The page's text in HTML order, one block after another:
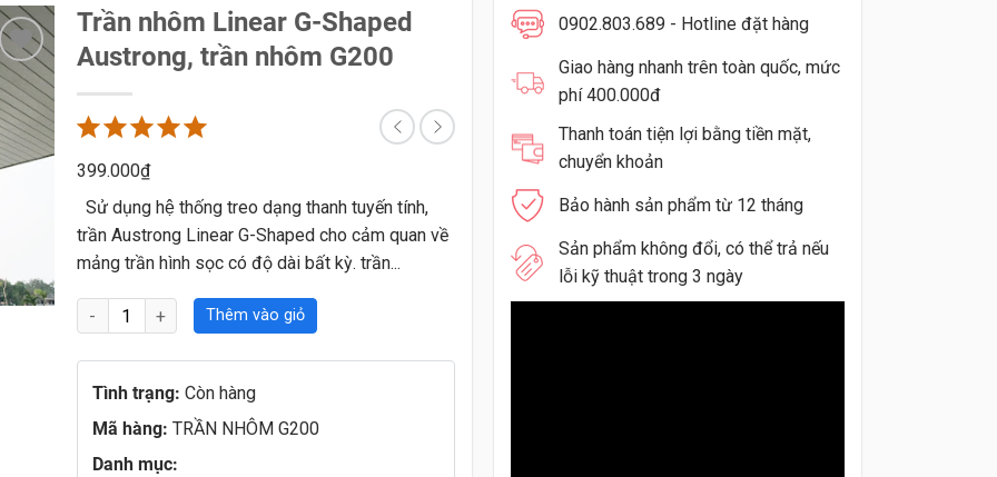
Trần nhôm Linear G-Shaped
Austrong, trần nhôm G200
399.000₫
Sử dụng hệ thống treo dạng thanh tuyến tính,
trần Austrong Linear G-Shaped cho cảm quan về
mảng trần hình sọc có độ dài bất kỳ. trần...
Thêm vào giỏ
Tình trạng: Còn hàng
Mã hàng: TRẦN NHÔM G200
Danh mục:
0902.803.689 - Hotline đặt hàng
Giao hàng nhanh trên toàn quốc, mức
phí 400.000đ
Thanh toán tiện lợi bằng tiền mặt,
chuyển khoản
Bảo hành sản phẩm từ 12 tháng
Sản phẩm không đổi, có thể trả nếu
lỗi kỹ thuật trong 3 ngày